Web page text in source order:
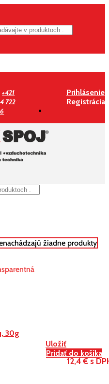
+421
722
Prihlásenie
Registrácia
žiadne produkty
Uložiť
Pridať do košíka
12,4 € s